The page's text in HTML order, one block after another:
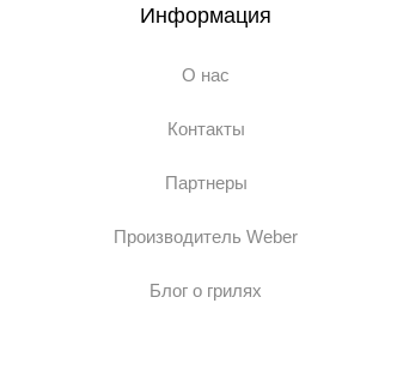
Информация
О нас
Контакты
Партнеры
Производитель Weber
Блог о грилях